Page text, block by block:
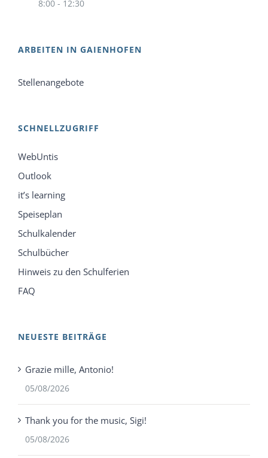
8:00 - 12:30
ARBEITEN IN GAIENHOFEN
Stellenangebote
SCHNELLZUGRIFF
WebUntis
Outlook
it’s learning
Speiseplan
Schulkalender
Schulbücher
Hinweis zu den Schulferien
FAQ
NEUESTE BEITRÄGE
Grazie mille, Antonio!
05/08/2026
Thank you for the music, Sigi!
05/08/2026